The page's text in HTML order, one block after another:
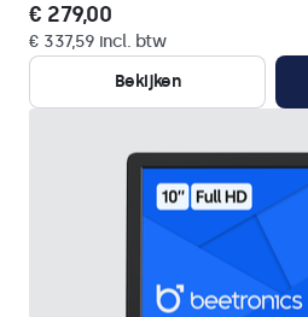
€ 279,00
€ 337,59 incl. btw
Bekijken